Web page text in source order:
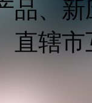
品、
直辖